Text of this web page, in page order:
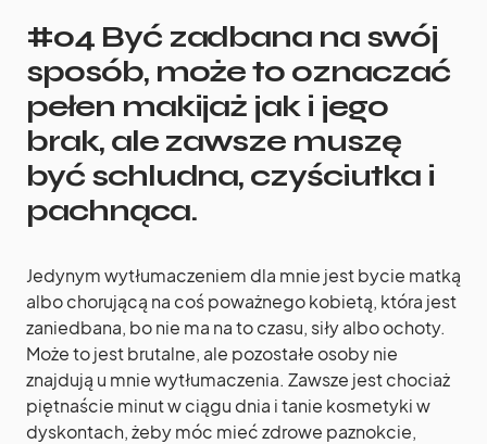
#04 Być zadbana na swój
sposób, może to oznaczać
pełen makijaż jak i jego
brak, ale zawsze muszę
być schludna, czyściutka i
pachnąca.
Jedynym wytłumaczeniem dla mnie jest bycie matką
albo chorującą na coś poważnego kobietą, która jest
zaniedbana, bo nie ma na to czasu, siły albo ochoty.
Może to jest brutalne, ale pozostałe osoby nie
znajdują u mnie wytłumaczenia. Zawsze jest chociaż
piętnaście minut w ciągu dnia i tanie kosmetyki w
dyskontach, żeby móc mieć zdrowe paznokcie,